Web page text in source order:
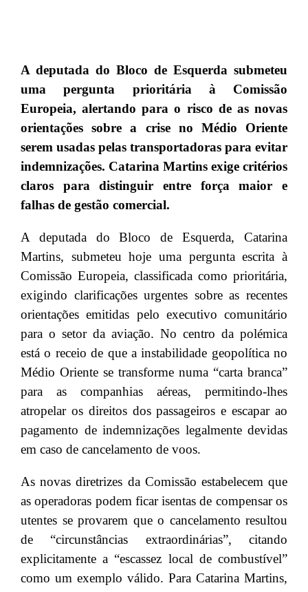
A deputada do Bloco de Esquerda submeteu
uma pergunta prioritária à Comissão
Europeia, alertando para o risco de as novas
orientações sobre a crise no Médio Oriente
serem usadas pelas transportadoras para evitar
indemnizações. Catarina Martins exige critérios
claros para distinguir entre força maior e
falhas de gestão comercial.
A deputada do Bloco de Esquerda, Catarina
Martins, submeteu hoje uma pergunta escrita à
Comissão Europeia, classificada como prioritária,
exigindo clarificações urgentes sobre as recentes
orientações emitidas pelo executivo comunitário
para o setor da aviação. No centro da polémica
está o receio de que a instabilidade geopolítica no
Médio Oriente se transforme numa “carta branca”
para as companhias aéreas, permitindo-lhes
atropelar os direitos dos passageiros e escapar ao
pagamento de indemnizações legalmente devidas
em caso de cancelamento de voos.
As novas diretrizes da Comissão estabelecem que
as operadoras podem ficar isentas de compensar os
utentes se provarem que o cancelamento resultou
de “circunstâncias extraordinárias”, citando
explicitamente a “escassez local de combustível”
como um exemplo válido. Para Catarina Martins,